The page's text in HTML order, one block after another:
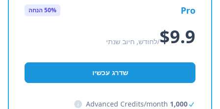
Pro 50% הנחה
$9.9/לחודש, חיוב שנתי
שדרג עכשיו
1,000
i